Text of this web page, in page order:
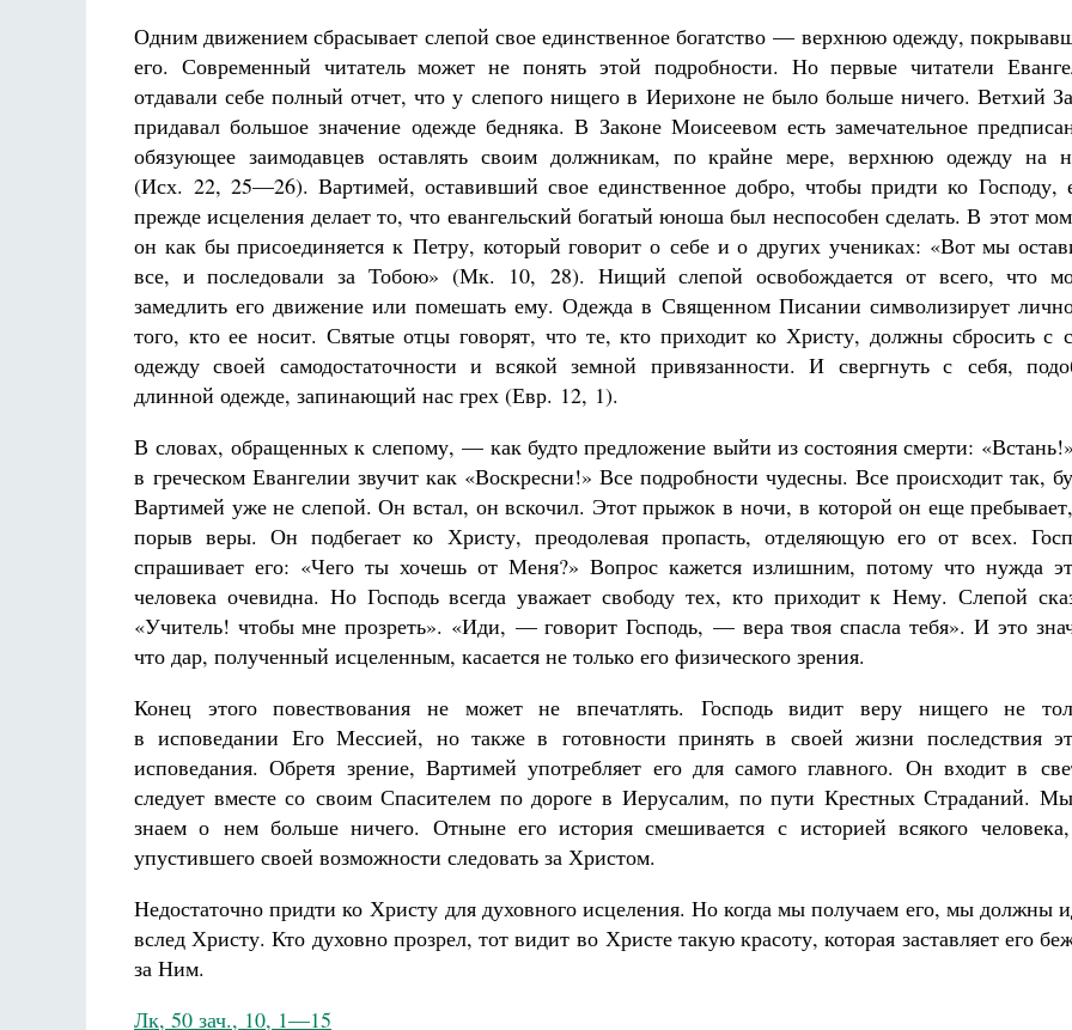
Одним движением сбрасывает слепой свое единственное богатство — верхнюю одежду,
его. Современный читатель может не понять этой подробности. Но первые читатели
отдавали себе полный отчет, что у слепого нищего в Иерихоне не было больше ничего. Ветхий
придавал большое значение одежде бедняка. В Законе Моисеевом есть замечательное
обязующее заимодавцев оставлять своим должникам, по крайне мере, верхнюю одежду на
(Исх. 22, 25—26). Вартимей, оставивший свое единственное добро, чтобы придти ко Господу,
прежде исцеления делает то, что евангельский богатый юноша был неспособен сделать. В этот
он как бы присоединяется к Петру, который говорит о себе и о других учениках: «Вот мы
все, и последовали за Тобою» (Мк. 10, 28). Нищий слепой освобождается от всего, что
замедлить его движение или помешать ему. Одежда в Священном Писании символизирует
того, кто ее носит. Святые отцы говорят, что те, кто приходит ко Христу, должны сбросить с
одежду своей самодостаточности и всякой земной привязанности. И свергнуть с себя,
длинной одежде, запинающий нас грех (Евр. 12, 1).
В словах, обращенных к слепому, — как будто предложение выйти из состояния смерти:
в греческом Евангелии звучит как «Воскресни!» Все подробности чудесны. Все происходит так,
Вартимей уже не слепой. Он встал, он вскочил. Этот прыжок в ночи, в которой он еще
порыв веры. Он подбегает ко Христу, преодолевая пропасть, отделяющую его от всех.
спрашивает его: «Чего ты хочешь от Меня?» Вопрос кажется излишним, потому что нужда
человека очевидна. Но Господь всегда уважает свободу тех, кто приходит к Нему. Слепой
«Учитель! чтобы мне прозреть». «Иди, — говорит Господь, — вера твоя спасла тебя». И это
что дар, полученный исцеленным, касается не только его физического зрения.
Конец этого повествования не может не впечатлять. Господь видит веру нищего не
в исповедании Его Мессией, но также в готовности принять в своей жизни последствия
исповедания. Обретя зрение, Вартимей употребляет его для самого главного. Он входит в
следует вместе со своим Спасителем по дороге в Иерусалим, по пути Крестных Страданий.
знаем о нем больше ничего. Отныне его история смешивается с историей всякого
упустившего своей возможности следовать за Христом.
Недостаточно придти ко Христу для духовного исцеления. Но когда мы получаем его, мы должны
вслед Христу. Кто духовно прозрел, тот видит во Христе такую красоту, которая заставляет его
за Ним.
Лк, 50 зач., 10, 1—15